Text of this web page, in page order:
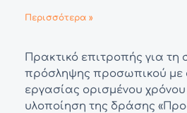
Περισσότερα »
Πρακτικό επιτροπής για τη
πρόσληψης προσωπικού με
εργασίας ορισμένου χρόνου
υλοποίηση της δράσης